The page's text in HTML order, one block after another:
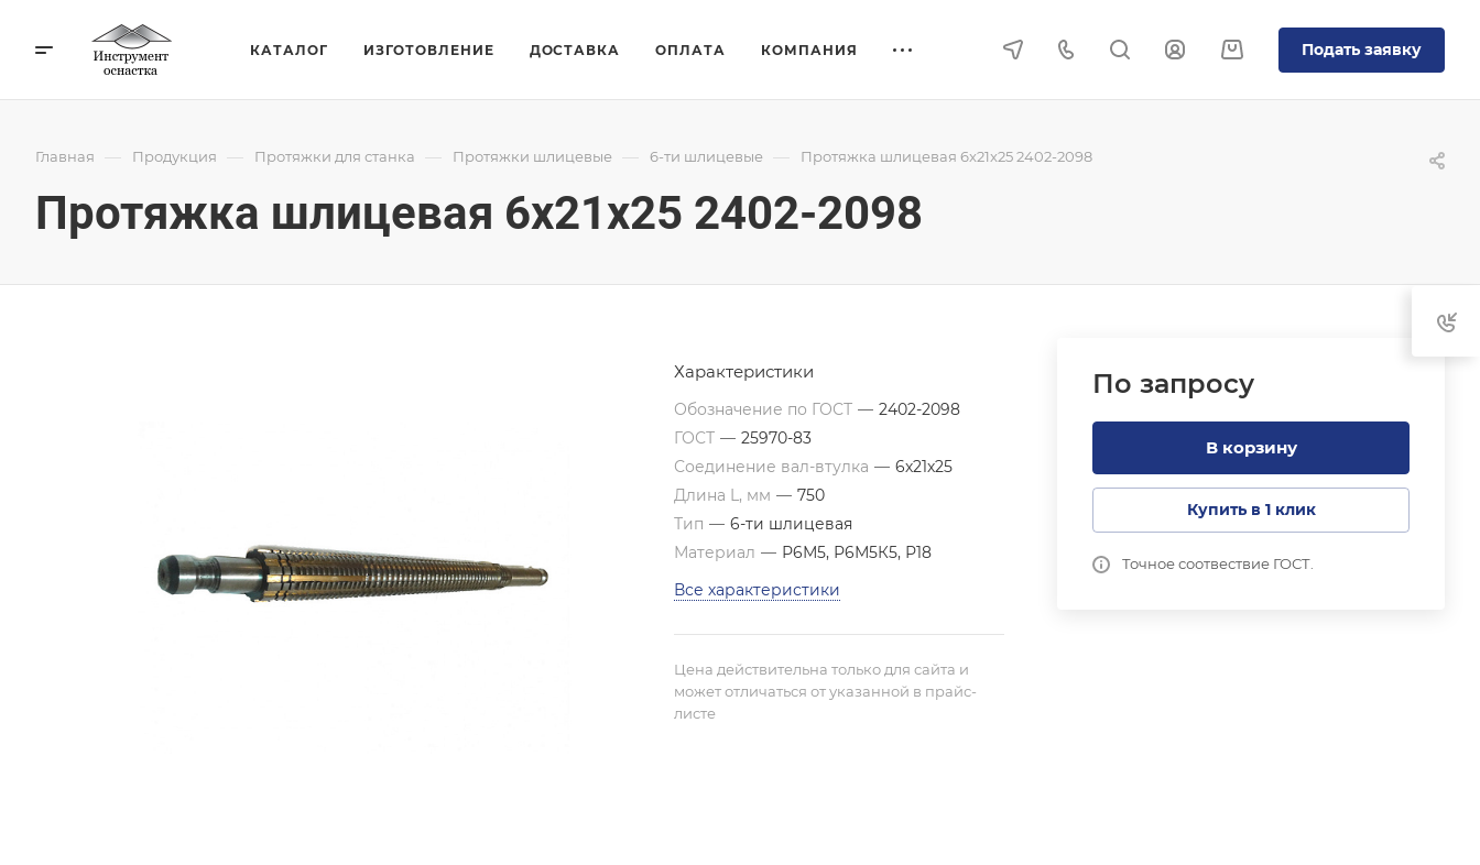
КАТАЛОГ ИЗГОТОВЛЕНИЕ ДОСТАВКА ОПЛАТА КОМПАНИЯ Подать заявку
Главная — Продукция — Протяжки для станка — Протяжки шлицевые — 6-ти шлицевые — Протяжка шлицевая 6x21x25 2402-2098
Протяжка шлицевая 6x21x25 2402-2098
По запросу
В корзину
Купить в 1 клик
Точное соотвествие ГОСТ.
Характеристики
Обозначение по ГОСТ — 2402-2098
ГОСТ — 25970-83
Соединение вал-втулка — 6х21х25
Длина L, мм — 750
Тип — 6-ти шлицевая
Материал — Р6М5, Р6М5К5, Р18
Все характеристики
Цена действительна только для сайта и
может отличаться от указанной в прайс-
листе